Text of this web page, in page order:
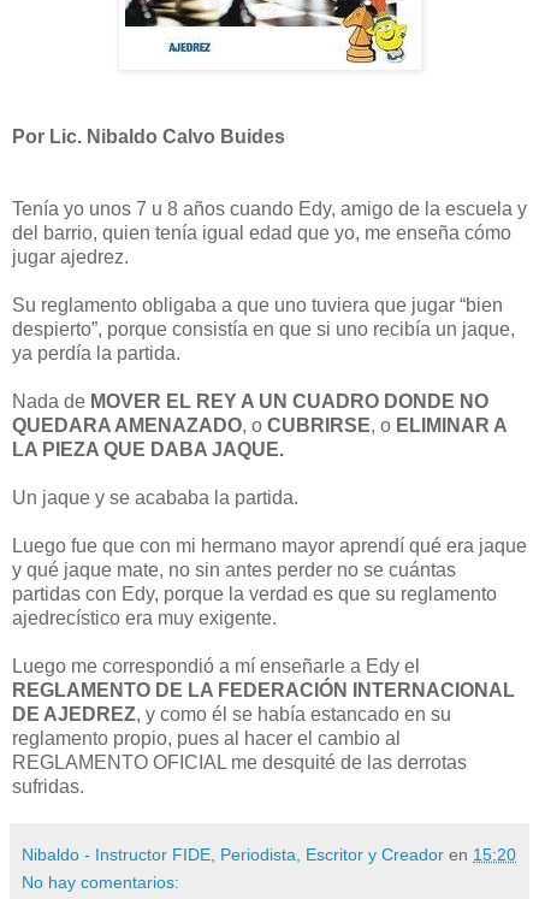
Por Lic. Nibaldo Calvo Buides
Tenía yo unos 7 u 8 años cuando Edy, amigo de la escuela y
del barrio, quien tenía igual edad que yo, me enseña cómo
jugar ajedrez.
Su reglamento obligaba a que uno tuviera que jugar “bien
despierto”, porque consistía en que si uno recibía un jaque,
ya perdía la partida.
Nada de MOVER EL REY A UN CUADRO DONDE NO
QUEDARA AMENAZADO, o CUBRIRSE, o ELIMINAR A
LA PIEZA QUE DABA JAQUE.
Un jaque y se acababa la partida.
Luego fue que con mi hermano mayor aprendí qué era jaque
y qué jaque mate, no sin antes perder no se cuántas
partidas con Edy, porque la verdad es que su reglamento
ajedrecístico era muy exigente.
Luego me correspondió a mí enseñarle a Edy el
REGLAMENTO DE LA FEDERACIÓN INTERNACIONAL
DE AJEDREZ, y como él se había estancado en su
reglamento propio, pues al hacer el cambio al
REGLAMENTO OFICIAL me desquité de las derrotas
sufridas.
Nibaldo - Instructor FIDE, Periodista, Escritor y Creador en 15:20
No hay comentarios: